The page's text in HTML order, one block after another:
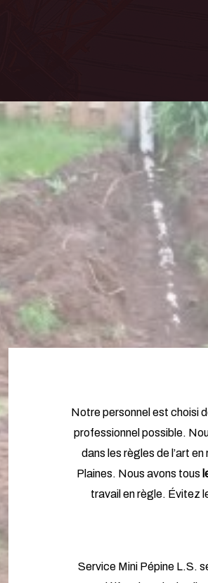
Notre personnel est choisi
professionnel possible.
dans les règles de l’art
Plaines. Nous avons tous
travail en règle. Évitez
Service Mini Pépine L.S.